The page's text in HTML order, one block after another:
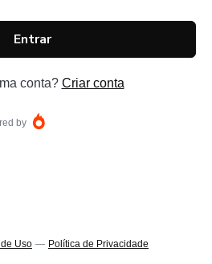
Entrar
conta? Criar conta
by
Uso — Política de Privacidade